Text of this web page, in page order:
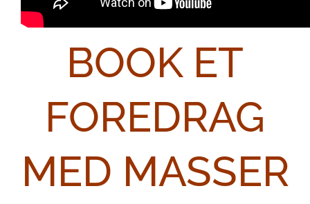
BOOK ET
FOREDRAG
MED MASSER